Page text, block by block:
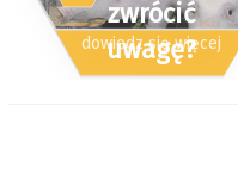
zwrócić
uwagę?
dowiedz się więcej